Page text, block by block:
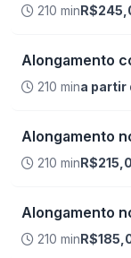
210 min
Alongamento
210 mina partir
Alongamento
210 min
Alongamento
210 min